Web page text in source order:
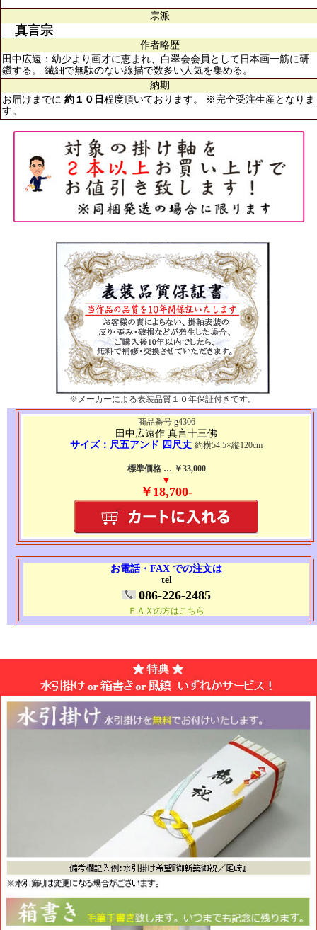
宗派
真言宗
作者略歴
田中広遠：幼少より画才に恵まれ、白翠会会員として日本画一筋に研
鑽する。 繊細で無駄のない線描で数多い人気を集める。
納期
お届けまでに 約１０日 程度頂いております。 ※完全受注生産となりま
す。
※メーカーによる表装品質１０年保証付きです。
商品番号 g4306
田中広遠作 真言十三佛
サイズ：尺五アンド 四尺丈 約横54.5×縦120cm
標準価格 … ￥33,000
▼
￥18,700-
お電話・FAX での注文は
tel
086-226-2485
ＦＡＸの方はこちら